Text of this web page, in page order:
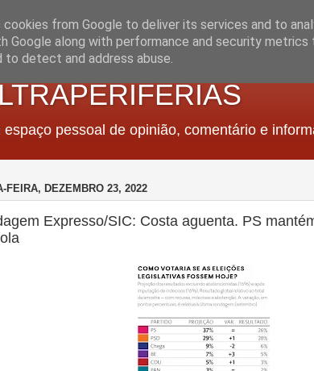
espaço pessoal de opinião, comentário e
FEIRA, DEZEMBRO 23, 2022
Expresso/SIC: Costa aguenta. PS
cookies from Google to deliver its services and to
Google along with performance and security
to detect and address abuse.